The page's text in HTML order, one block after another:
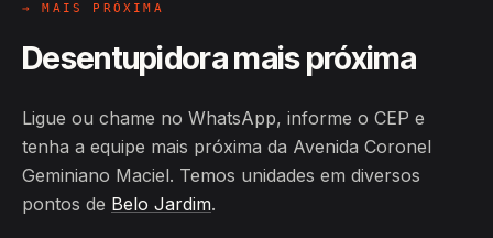
→ MAIS PRÓXIMA
Desentupidora mais próxima
Ligue ou chame no WhatsApp, informe o CEP e
tenha a equipe mais próxima da Avenida Coronel
Geminiano Maciel. Temos unidades em diversos
pontos de Belo Jardim.